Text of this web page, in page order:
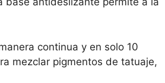
continua y en solo 10
mezclar pigmentos de tatuaje,